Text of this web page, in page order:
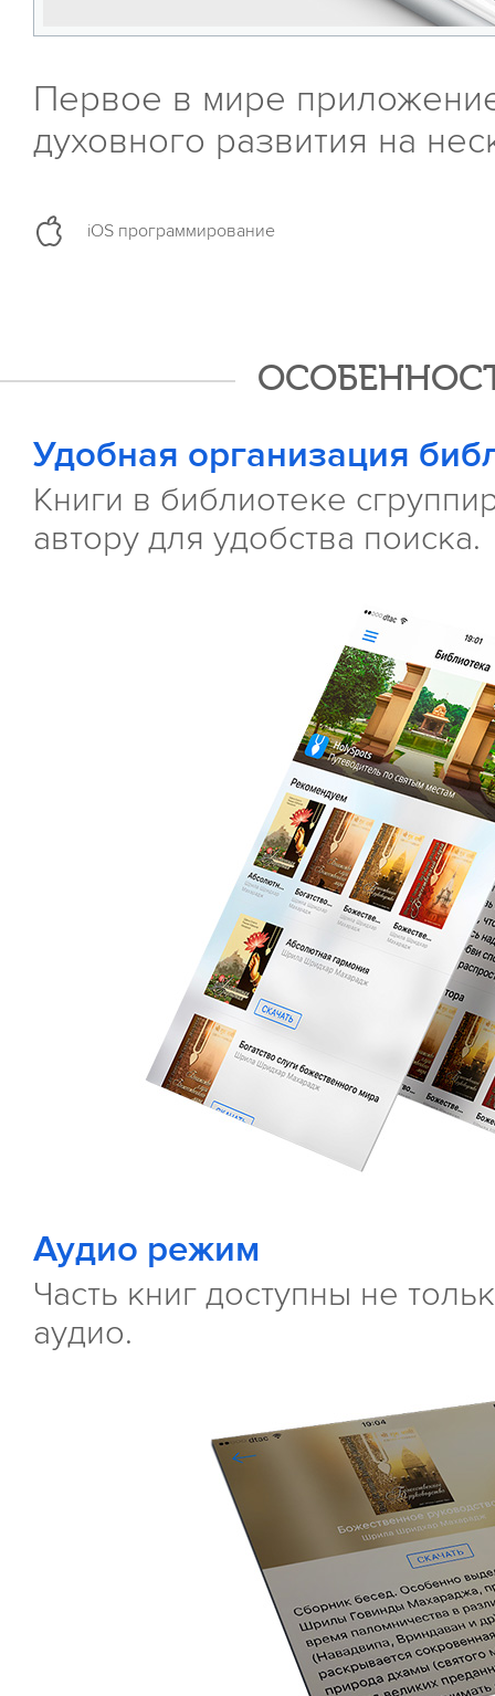
Первое в мире
духовного развития на
iOS программирование
Удобная организация
Книги в библиотеке
автору для удобства поиска.
Аудио режим
Часть книг доступны не
аудио.